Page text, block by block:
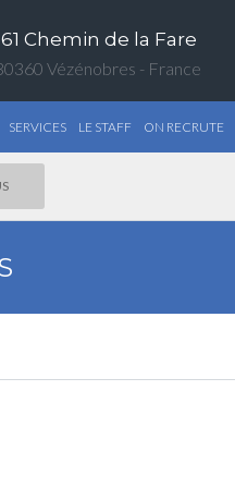
Chemin de la Fare
Vézénobres - France
SERVICES LE STAFF ON RECRUTE